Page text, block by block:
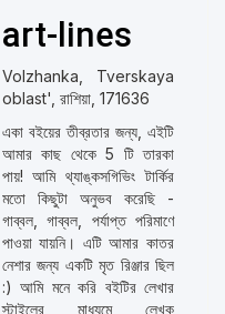
art-lines
Volzhanka, Tverskaya
oblast', রাশিয়া, 171636
একা বইয়ের তীব্রতার জন্য, এইটি
আমার কাছ থেকে 5 টি তারকা
পায়! আমি থ্যাঙ্কসগিভিং টার্কির
মতো কিছুটা অনুভব করেছি -
গাব্বল, গাব্বল, পর্যাপ্ত পরিমাণে
পাওয়া যায়নি। এটি আমার কাতর
নেশার জন্য একটি মৃত রিঞ্জার ছিল
:) আমি মনে করি বইটির লেখার
স্টাইলের মাধ্যমে লেখক